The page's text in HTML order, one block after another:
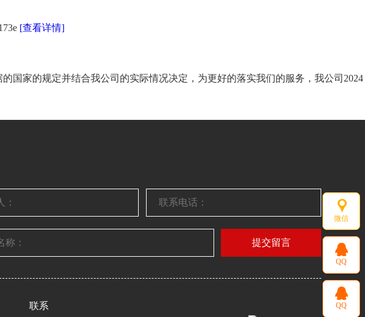
[查看详情]
国家的规定并结合我公司的实际情况决定，为更好的落实我们的服务，我公司2024
提交留言
联系
QQ
QQ
微信